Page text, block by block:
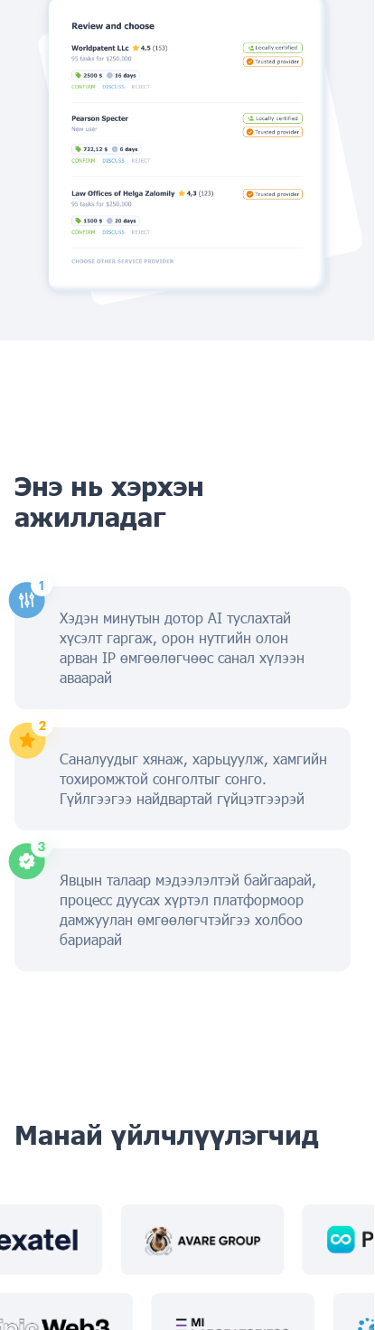
Энэ нь хэрхэн
ажилладаг
Хэдэн минутын дотор AI туслахтай
хүсэлт гаргаж, орон нутгийн олон
арван IP өмгөөлөгчөөс санал хүлээн
аваарай
Саналуудыг хянаж, харьцуулж, хамгийн
тохиромжтой сонголтыг сонго.
Гүйлгээгээ найдвартай гүйцэтгээрэй
Явцын талаар мэдээлэлтэй байгаарай,
процесс дуусах хүртэл платформоор
дамжуулан өмгөөлөгчтэйгээ холбоо
бариарай
Манай үйлчлүүлэгчид